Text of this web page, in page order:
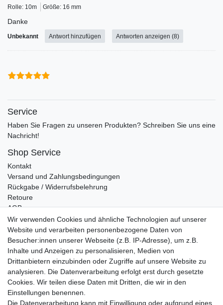
Rolle: 10m Größe: 16 mm
Danke
Unbekannt Antwort hinzufügen Antworten anzeigen (8)
Service
Haben Sie Fragen zu unseren Produkten? Schreiben Sie uns eine
Nachricht!
Shop Service
Kontakt
Versand und Zahlungsbedingungen
Rückgabe / Widerrufsbelehrung
Retoure
AGB
Vertrag widerrufen
Informationen
Datenschutz
Impressum
Wir verschicken klimaneutral mit DPD
Wir verwenden Cookies und ähnliche Technologien auf unserer
Website und verarbeiten personenbezogene Daten von
Besucher:innen unserer Webseite (z.B. IP-Adresse), um z.B.
Inhalte und Anzeigen zu personalisieren, Medien von
Drittanbietern einzubinden oder Zugriffe auf unsere Website zu
analysieren. Die Datenverarbeitung erfolgt erst durch gesetzte
Cookies. Wir teilen diese Daten mit Dritten, die wir in den
Einstellungen benennen.
Die Datenverarbeitung kann mit Einwilligung oder aufgrund eines